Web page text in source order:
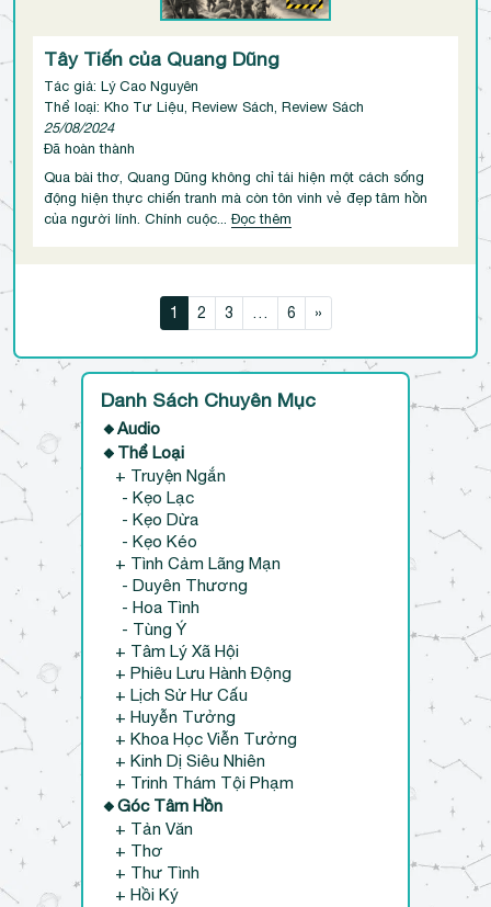
Tây Tiến của Quang Dũng
Tác giả: Lý Cao Nguyên
Thể loại: Kho Tư Liệu, Review Sách, Review Sách
25/08/2024
Đã hoàn thành
Qua bài thơ, Quang Dũng không chỉ tái hiện một cách sống
động hiện thực chiến tranh mà còn tôn vinh vẻ đẹp tâm hồn
của người lính. Chính cuộc... Đọc thêm
Di chuyển qua bài
1 2 3 … 6 »
Danh Sách Chuyên Mục
🔸Audio
🔸Thể Loại
+ Truyện Ngắn
- Kẹo Lạc
- Kẹo Dừa
- Kẹo Kéo
+ Tình Cảm Lãng Mạn
- Duyên Thương
- Hoa Tình
- Tùng Ý
+ Tâm Lý Xã Hội
+ Phiêu Lưu Hành Động
+ Lịch Sử Hư Cấu
+ Huyễn Tưởng
+ Khoa Học Viễn Tưởng
+ Kinh Dị Siêu Nhiên
+ Trinh Thám Tội Phạm
🔸Góc Tâm Hồn
+ Tản Văn
+ Thơ
+ Thư Tình
+ Hồi Ký